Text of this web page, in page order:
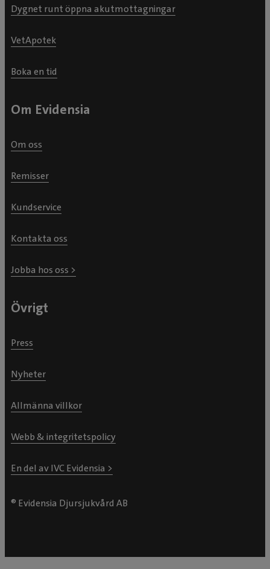
Dygnet runt öppna akutmottagningar
VetApotek
Boka en tid
Om Evidensia
Om oss
Remisser
Kundservice
Kontakta oss
Jobba hos oss >
Övrigt
Press
Nyheter
Allmänna villkor
Webb & integritetspolicy
En del av IVC Evidensia >
® Evidensia Djursjukvård AB